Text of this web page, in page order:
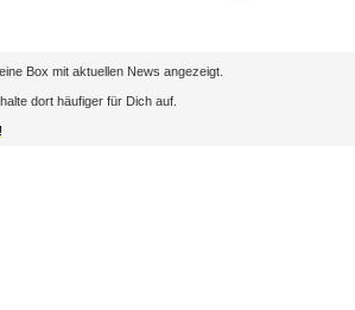
Box mit aktuellen News angezeigt.
dort häufiger für Dich auf.